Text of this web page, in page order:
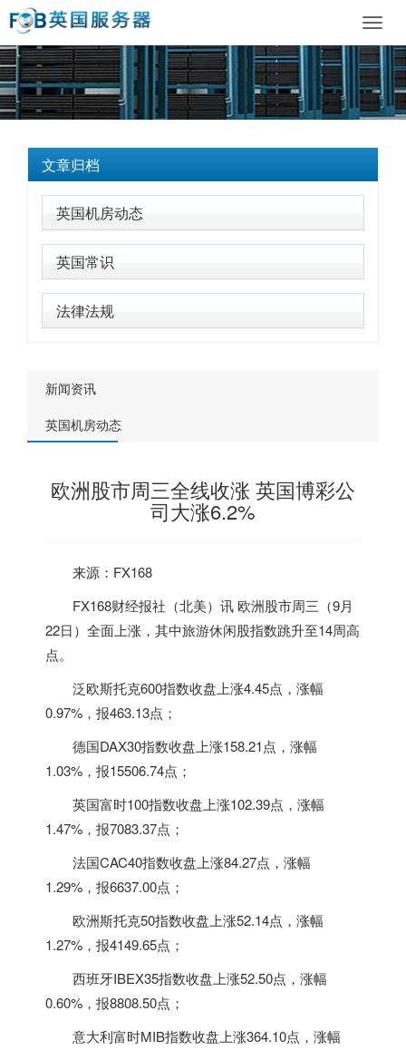
文章归档
英国机房动态
英国常识
法律法规
新闻资讯
英国机房动态
欧洲股市周三全线收涨 英国博彩公
司大涨6.2%
来源：FX168
FX168财经报社（北美）讯 欧洲股市周三（9月
22日）全面上涨，其中旅游休闲股指数跳升至14周高
点。
泛欧斯托克600指数收盘上涨4.45点，涨幅
0.97%，报463.13点；
德国DAX30指数收盘上涨158.21点，涨幅
1.03%，报15506.74点；
英国富时100指数收盘上涨102.39点，涨幅
1.47%，报7083.37点；
法国CAC40指数收盘上涨84.27点，涨幅
1.29%，报6637.00点；
欧洲斯托克50指数收盘上涨52.14点，涨幅
1.27%，报4149.65点；
西班牙IBEX35指数收盘上涨52.50点，涨幅
0.60%，报8808.50点；
意大利富时MIB指数收盘上涨364.10点，涨幅